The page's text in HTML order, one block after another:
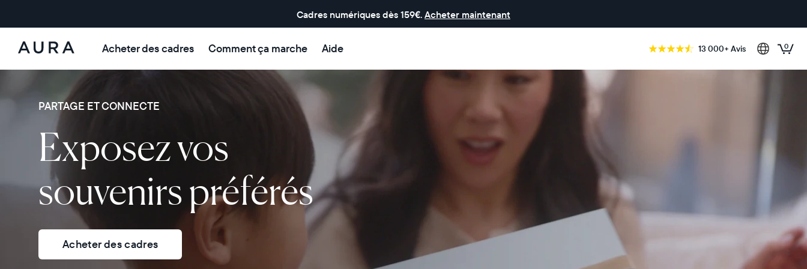
Cadres numériques dès 159€. Acheter maintenant
Aura FramesAcheter des cadres Comment ça marche Aide 13 000+ Avis 0
PARTAGE ET CONNECTE
Exposez vos
souvenirs préférés
Acheter des cadres